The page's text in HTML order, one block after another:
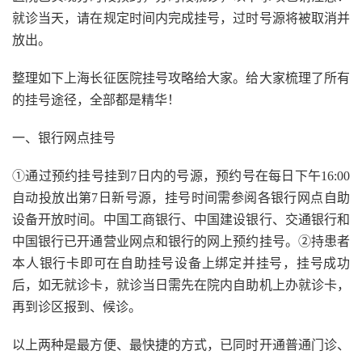
就诊当天，请在规定时间内完成挂号，过时号源将被取消并
放出。
整理如下上海长征医院挂号攻略给大家。给大家梳理了所有
的挂号途径，全部都是精华！
一、银行网点挂号
①通过预约挂号挂到7日内的号源，预约号在每日下午16:00
自动投放出第7日新号源，挂号时间需参阅各银行网点自助
设备开放时间。中国工商银行、中国建设银行、交通银行和
中国银行已开通营业网点和银行的网上预约挂号。②持患者
本人银行卡即可在自助挂号设备上绑定并挂号，挂号成功
后，如无就诊卡，就诊当日需先在院内自助机上办就诊卡，
再到诊区报到、候诊。
以上两种是最方便、最快捷的方式，已同时开通普通门诊、